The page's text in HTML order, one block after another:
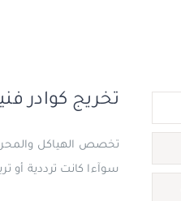
تخريج كوادر
تخصص الهياكل
سوآءا كانت ترددية أو